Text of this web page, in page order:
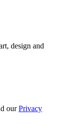
design and
ourPrivacy